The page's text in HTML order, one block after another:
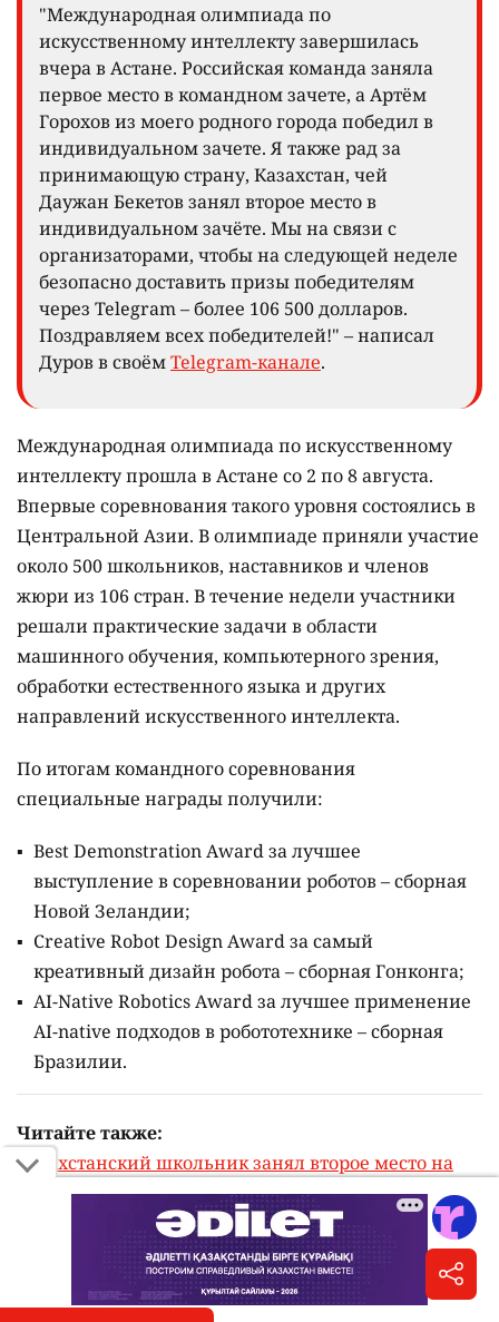
"Международная олимпиада по
искусственному интеллекту завершилась
вчера в Астане. Российская команда заняла
первое место в командном зачете, а Артём
Горохов из моего родного города победил в
индивидуальном зачете. Я также рад за
принимающую страну, Казахстан, чей
Даужан Бекетов занял второе место в
индивидуальном зачёте. Мы на связи с
организаторами, чтобы на следующей неделе
безопасно доставить призы победителям
через Telegram – более 106 500 долларов.
Поздравляем всех победителей!" – написал
Дуров в своёмTelegram-канале.
Международная олимпиада по искусственному
интеллекту прошла в Астане со 2 по 8 августа.
Впервые соревнования такого уровня состоялись в
Центральной Азии. В олимпиаде приняли участие
около 500 школьников, наставников и членов
жюри из 106 стран. В течение недели участники
решали практические задачи в области
машинного обучения, компьютерного зрения,
обработки естественного языка и других
направлений искусственного интеллекта.
По итогам командного соревнования
специальные награды получили:
Best Demonstration Award за лучшее
выступление в соревновании роботов – сборная
Новой Зеландии;
Creative Robot Design Award за самый
креативный дизайн робота – сборная Гонконга;
AI-Native Robotics Award за лучшее применение
AI-native подходов в робототехнике – сборная
Бразилии.
Читайте также:
Казахстанский школьник занял второе место на
международной олимпиаде по ИИ